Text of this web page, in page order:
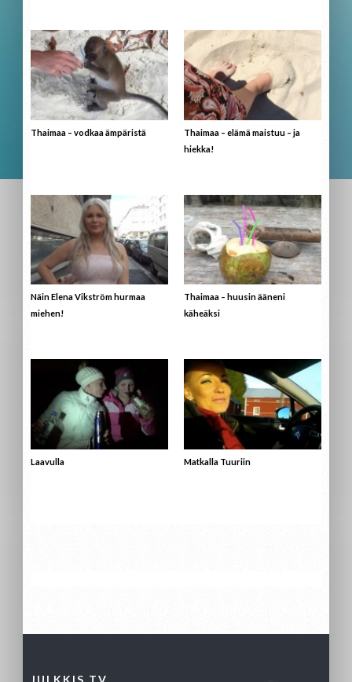
Thaimaa – vodkaa ämpäristä
Thaimaa – elämä maistuu – ja
hiekka!
Näin Elena Vikström hurmaa
miehen!
Thaimaa – huusin ääneni
käheäksi
Laavulla Matkalla Tuuriin
JULKKIS TV